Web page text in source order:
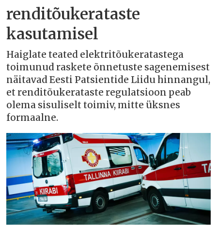
renditõukerataste
kasutamisel
Haiglate teated elektritõukeratastega
toimunud raskete õnnetuste sagenemisest
näitavad Eesti Patsientide Liidu hinnangul,
et renditõukerataste regulatsioon peab
olema sisuliselt toimiv, mitte üksnes
formaalne.